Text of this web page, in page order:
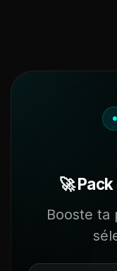
🚀
Booste ta